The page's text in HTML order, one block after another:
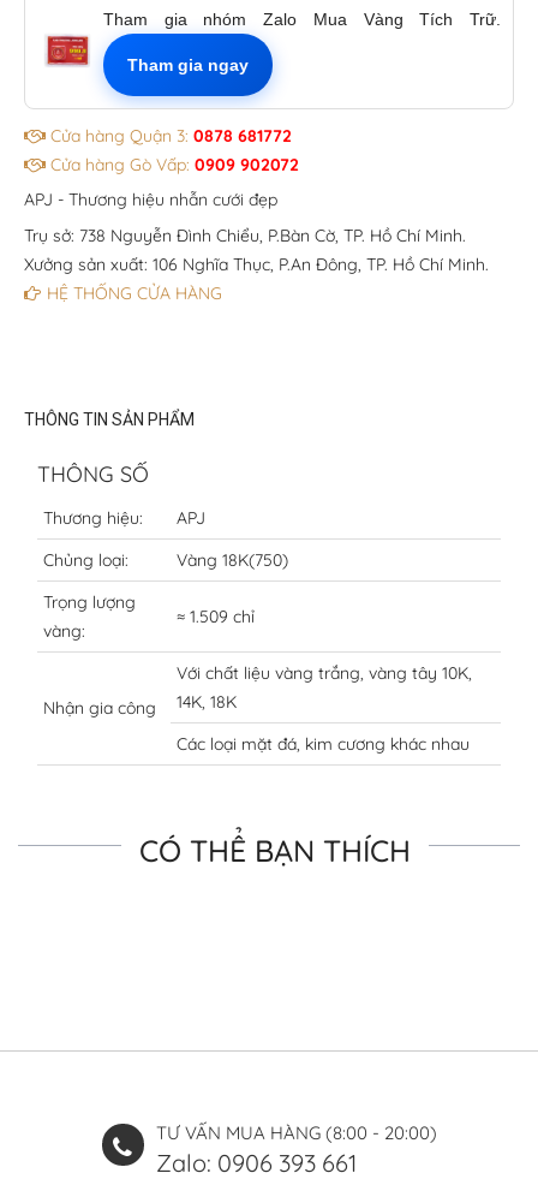
Tham gia nhóm Zalo Mua Vàng Tích Trữ.
Tham gia ngay
Cửa hàng Quận 3: 0878 681772
Cửa hàng Gò Vấp: 0909 902072
APJ - Thương hiệu nhẫn cưới đẹp
Trụ sở: 738 Nguyễn Đình Chiểu, P.Bàn Cờ, TP. Hồ Chí Minh.
Xưởng sản xuất: 106 Nghĩa Thục, P.An Đông, TP. Hồ Chí Minh.
HỆ THỐNG CỬA HÀNG
THÔNG TIN SẢN PHẨM
THÔNG SỐ
Thương hiệu:
APJ
Chủng loại:
Vàng 18K(750)
Trọng lượng
vàng:
≈ 1.509 chỉ
Nhận gia công
Với chất liệu vàng trắng, vàng tây 10K,
14K, 18K
Các loại mặt đá, kim cương khác nhau
CÓ THỂ BẠN THÍCH
TƯ VẤN MUA HÀNG (8:00 - 20:00)
Zalo: 0906 393 661